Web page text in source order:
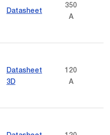
Datasheet
350
A
Datasheet
3D
120
A